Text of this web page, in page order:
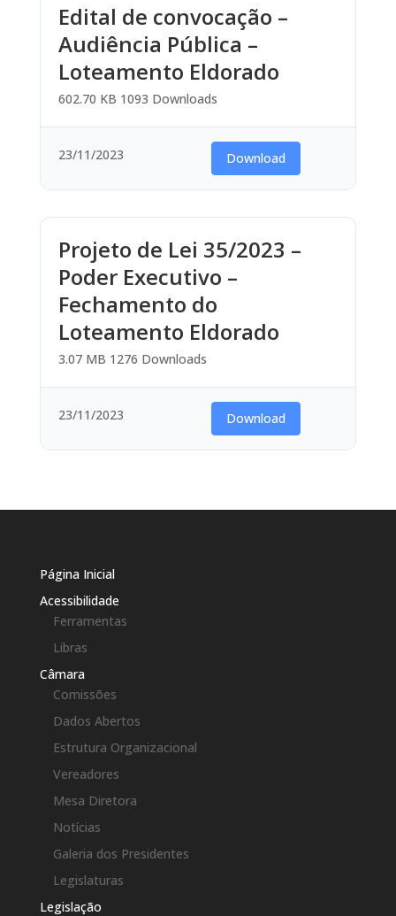
Edital de convocação –
Audiência Pública –
Loteamento Eldorado
602.70 KB 1093 Downloads
23/11/2023 Download
Projeto de Lei 35/2023 –
Poder Executivo –
Fechamento do
Loteamento Eldorado
3.07 MB 1276 Downloads
23/11/2023 Download
Página Inicial
Acessibilidade
Ferramentas
Libras
Câmara
Comissões
Dados Abertos
Estrutura Organizacional
Vereadores
Mesa Diretora
Notícias
Galeria dos Presidentes
Legislaturas
Legislação